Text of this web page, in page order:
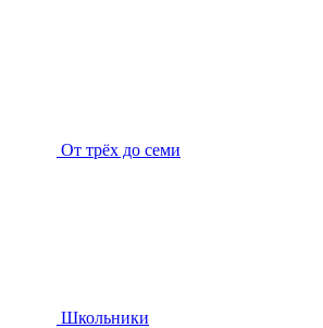
От трёх до семи
Школьники